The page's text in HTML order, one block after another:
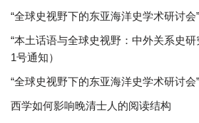
“全球史视野下的东亚海洋史学术研讨会
“本土话语与全球史视野：中外关系史
1号通知）
“全球史视野下的东亚海洋史学术研讨会
西学如何影响晚清士人的阅读结构